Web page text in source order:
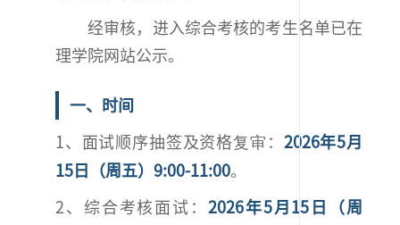
经审核，进入综合考核的考生名单已在
理学院网站公示。
一、时间
1、面试顺序抽签及资格复审 ： 2026年5月
15日（周五）9:00-11:00。
2、综合考核面试： 2026年5月15日（周